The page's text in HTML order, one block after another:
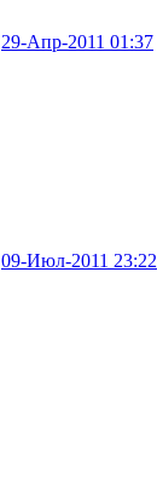
29-Апр-2011 01:37
09-Июл-2011 23:22